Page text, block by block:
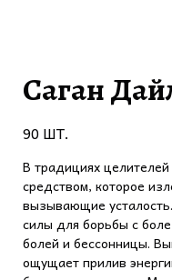
Саган
90 ШТ.
В традициях
средством, которое
вызывающие
силы для борьбы с
болей и бессонницы.
ощущает прилив